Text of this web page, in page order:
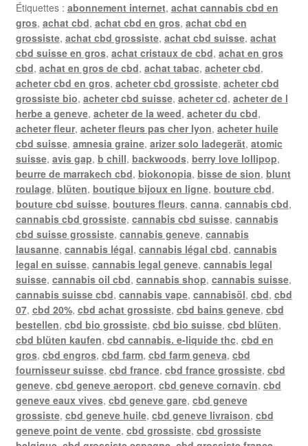
Étiquettes : abonnement internet, achat cannabis cbd en
gros, achat cbd, achat cbd en gros, achat cbd en
grossiste, achat cbd grossiste, achat cbd suisse, achat
cbd suisse en gros, achat cristaux de cbd, achat en gros
cbd, achat en gros de cbd, achat tabac, acheter cbd,
acheter cbd en gros, acheter cbd grossiste, acheter cbd
grossiste bio, acheter cbd suisse, acheter cd, acheter de l
herbe a geneve, acheter de la weed, acheter du cbd,
acheter fleur, acheter fleurs pas cher lyon, acheter huile
cbd suisse, amnesia graine, arizer solo ladegerät, atomic
suisse, avis gap, b chill, backwoods, berry love lollipop,
beurre de marrakech cbd, biokonopia, bisse de sion, blunt
roulage, blüten, boutique bijoux en ligne, bouture cbd,
bouture cbd suisse, boutures fleurs, canna, cannabis cbd,
cannabis cbd grossiste, cannabis cbd suisse, cannabis
cbd suisse grossiste, cannabis geneve, cannabis
lausanne, cannabis légal, cannabis légal cbd, cannabis
legal en suisse, cannabis legal geneve, cannabis legal
suisse, cannabis oil cbd, cannabis shop, cannabis suisse,
cannabis suisse cbd, cannabis vape, cannabisöl, cbd, cbd
07, cbd 20%, cbd achat grossiste, cbd bains geneve, cbd
bestellen, cbd bio grossiste, cbd bio suisse, cbd blüten,
cbd blüten kaufen, cbd cannabis. e-liquide thc, cbd en
gros, cbd engros, cbd farm, cbd farm geneva, cbd
fournisseur suisse, cbd france, cbd france grossiste, cbd
geneve, cbd geneve aeroport, cbd geneve cornavin, cbd
geneve eaux vives, cbd geneve gare, cbd geneve
grossiste, cbd geneve huile, cbd geneve livraison, cbd
geneve point de vente, cbd grossiste, cbd grossiste